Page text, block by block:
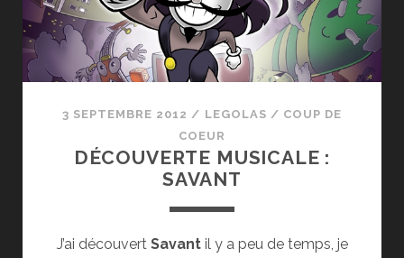
3 SEPTEMBRE 2012 / LEGOLAS / COUP DE
COEUR
DÉCOUVERTE MUSICALE :
SAVANT
J’ai découvert Savantil y a peu de temps, je